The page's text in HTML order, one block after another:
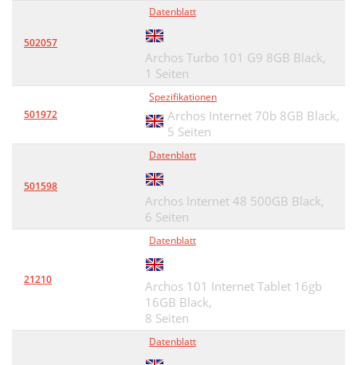
502057
Datenblatt
Archos Turbo 101 G9 8GB Black,
1 Seiten
501972
Spezifikationen
Archos Internet 70b 8GB Black,
5 Seiten
501598
Datenblatt
Archos Internet 48 500GB Black,
6 Seiten
21210
Datenblatt
Archos 101 Internet Tablet 16gb
16GB Black,
8 Seiten
Datenblatt